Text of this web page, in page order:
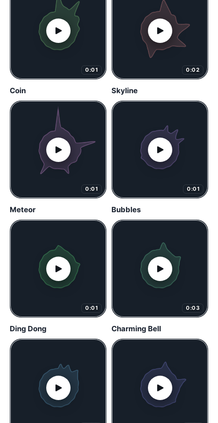
0:01
Coin
0:02
Skyline
0:01
Meteor
0:01
Bubbles
0:01
Ding Dong
0:03
Charming Bell